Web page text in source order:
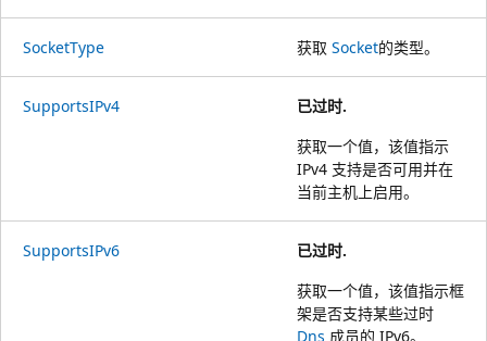
SocketType 获取 Socket的类型。
SupportsIPv4
已过时.
获取一个值，该值指示
IPv4 支持是否可用并在
当前主机上启用。
SupportsIPv6
已过时.
获取一个值，该值指示框
架是否支持某些过时
Dns 成员的 IPv6。